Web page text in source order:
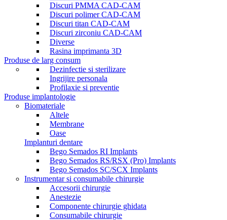
Discuri PMMA CAD-CAM
Discuri polimer CAD-CAM
Discuri titan CAD-CAM
Discuri zirconiu CAD-CAM
Diverse
Rasina imprimanta 3D
Produse de larg consum
Dezinfectie si sterilizare
Ingrijire personala
Profilaxie si preventie
Produse implantologie
Biomateriale
Altele
Membrane
Oase
Implanturi dentare
Bego Semados RI Implants
Bego Semados RS/RSX (Pro) Implants
Bego Semados SC/SCX Implants
Instrumentar si consumabile chirurgie
Accesorii chirurgie
Anestezie
Componente chirurgie ghidata
Consumabile chirurgie